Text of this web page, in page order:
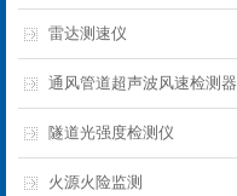
雷达测速仪
通风管道超声波风速检测器
隧道光强度检测仪
火源火险监测